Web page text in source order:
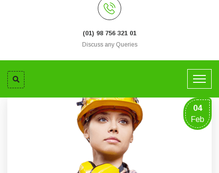
(01) 98 756 321 01
Discuss any Queries
04
Feb